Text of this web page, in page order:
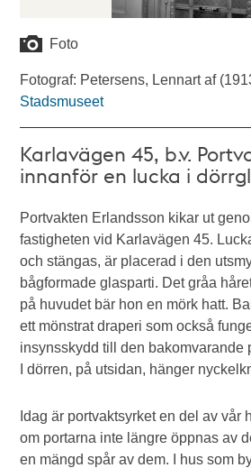
Foto
Fotograf: Petersens, Lennart af
Stadsmuseet
Karlavägen 45, b.v.
innanför en lucka i
Portvakten Erlandsson kikar ut
fastigheten vid Karlavägen 45.
och stängas, är placerad i den
bågformade glasparti. Det gråa
på huvudet bär hon en mörk hatt.
ett mönstrat draperi som också
insynsskydd till den bakomvarande
I dörren, på utsidan, hänger
Idag är portvaktsyrket en del av vår
om portarna inte längre öppnas av
en mängd spår av dem. I hus som